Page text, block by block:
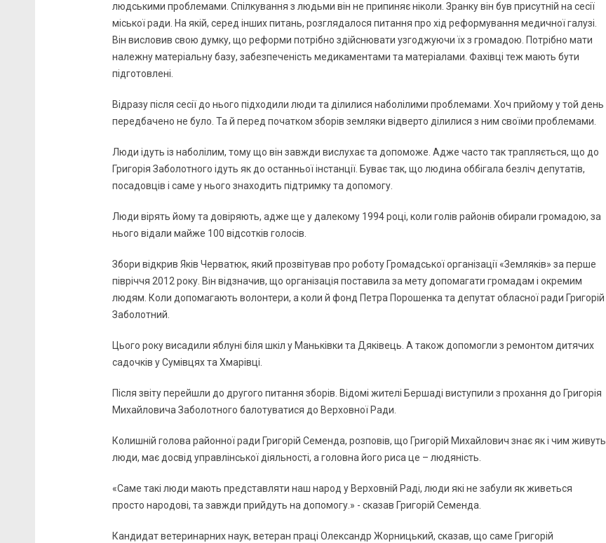
людськими проблемами. Спілкування з людьми він не припиняє ніколи. Зранку він був присутній на сесії
міської ради. На якій, серед інших питань, розглядалося питання про хід реформування медичної галузі.
Він висловив свою думку, що реформи потрібно здійснювати узгоджуючи їх з громадою. Потрібно мати
належну матеріальну базу, забезпеченість медикаментами та матеріалами. Фахівці теж мають бути
підготовлені.
Відразу після сесії до нього підходили люди та ділилися наболілими проблемами. Хоч прийому у той день
передбачено не було. Та й перед початком зборів земляки відверто ділилися з ним своїми проблемами.
Люди ідуть із наболілим, тому що він завжди вислухає та допоможе. Адже часто так трапляється, що до
Григорія Заболотного ідуть як до останньої інстанції. Буває так, що людина оббігала безліч депутатів,
посадовців і саме у нього знаходить підтримку та допомогу.
Люди вірять йому та довіряють, адже ще у далекому 1994 році, коли голів районів обирали громадою, за
нього відали майже 100 відсотків голосів.
Збори відкрив Яків Черватюк, який прозвітував про роботу Громадської організації «Земляків» за перше
півріччя 2012 року. Він відзначив, що організація поставила за мету допомагати громадам і окремим
людям. Коли допомагають волонтери, а коли й фонд Петра Порошенка та депутат обласної ради Григорій
Заболотний.
Цього року висадили яблуні біля шкіл у Маньківки та Дяківець. А також допомогли з ремонтом дитячих
садочків у Сумівцях та Хмарівці.
Після звіту перейшли до другого питання зборів. Відомі жителі Бершаді виступили з прохання до Григорія
Михайловича Заболотного балотуватися до Верховної Ради.
Колишній голова районної ради Григорій Семенда, розповів, що Григорій Михайлович знає як і чим живуть
люди, має досвід управлінської діяльності, а головна його риса це – людяність.
«Саме такі люди мають представляти наш народ у Верховній Раді, люди які не забули як живеться
просто народові, та завжди прийдуть на допомогу.» - сказав Григорій Семенда.
Кандидат ветеринарних наук, ветеран праці Олександр Жорницький, сказав, що саме Григорій